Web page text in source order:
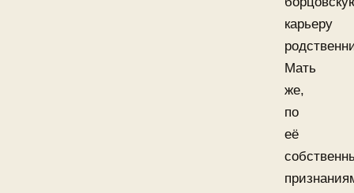
карьеру
Мать
же,
по
её